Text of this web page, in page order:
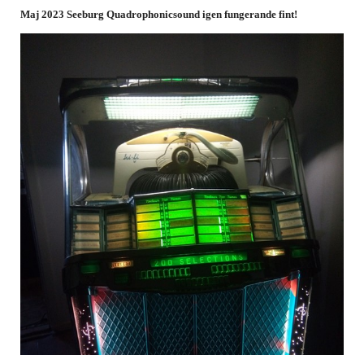
Maj 2023 Seeburg Quadrophonicsound igen fungerande fint!